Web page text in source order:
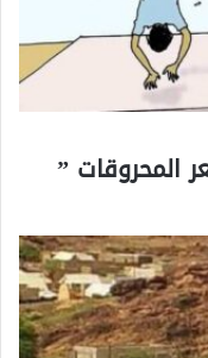
المحروقات ”